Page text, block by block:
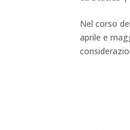
Nel corso
aprile e